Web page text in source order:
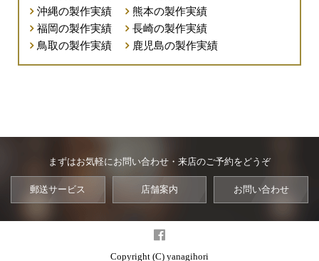
沖縄の製作実績
熊本の製作実績
福岡の製作実績
長崎の製作実績
鳥取の製作実績
鹿児島の製作実績
まずはお気軽にお問い合わせ・来店のご予約をどうぞ
郵送サービス 店舗案内 お問い合わせ
Copyright (C) yanagihori